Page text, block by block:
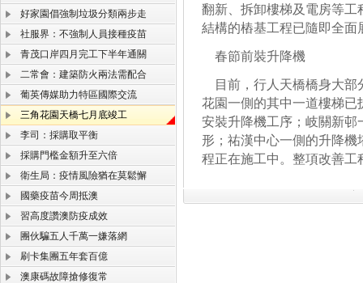
好家園倡強制垃圾分類兩步走
社服界：不強制人員接種疫苗
青茂口岸四月完工下半年通關
二常會：建築防火兩法需配合
葡英傳媒助力特區國際交流
三角花園天橋七月底竣工
李司：採購取平衡
採購門檻金額升至六倍
衛生局：疫情風險猶在莫鬆懈
國藥疫苗今周抵澳
習高度讚澳防疫成效
團伙騙五人千萬一嫌落網
刷卡集團五年套百億
澳康碼故障搶修復常
翻新、拆卸樓梯及電房等
結構的樁基工程已隨即全面
春節前裝升降機
目前，行人天橋橋身大部
花園一側的其中一道樓梯
安裝升降機工序；岐關新
形；祐漢中心一側的升降
程正在施工中。整項改善